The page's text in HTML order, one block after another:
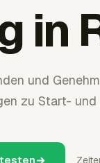
in
und
zu Start-